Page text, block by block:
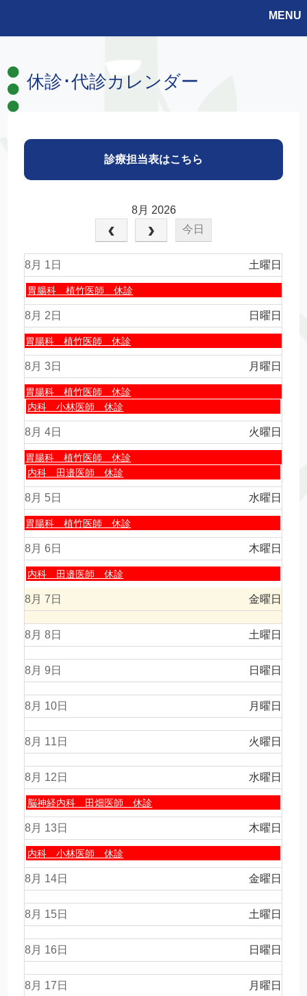
MENU
休診･代診カレンダー
診療担当表はこちら
8月 2026
今日
土曜日
8月 1
土
日,
8
月
1st
2026
胃腸科 植竹医師 休診
日曜日
8月 2
土
日,
8
月
1st
2026
胃腸科 植竹医師 休診
月曜日
8月 3
土
曜
日,
8
月
1st
2026
胃腸科 植竹医師 休診
月
日,
8
月
3rd
2026
内科 小林医師 休診
火曜日
8月 4
土
曜
日,
8
月
1st
2026
胃腸科 植竹医師 休診
火
日,
8
月
4th
2026
内科 田邉医師 休診
水曜日
8月 5
土
日,
8
月
1st
2026
胃腸科 植竹医師 休診
木曜日
8月 6
木
日,
8
月
6th
2026
内科 田邉医師 休診
金曜日
8月 7
土曜日
8月 8
日曜日
8月 9
月曜日
8月 10
火曜日
8月 11
水曜日
8月 12
水
日,
8
月
12th
2026
脳神経内科 田畑医師 休診
木曜日
8月 13
木
日,
8
月
13th
2026
内科 小林医師 休診
金曜日
8月 14
土曜日
8月 15
日曜日
8月 16
月曜日
8月 17